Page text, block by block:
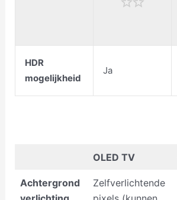
HDR
mogelijkheid
Ja
OLED TV
Achtergrond
Zelfverlichtende